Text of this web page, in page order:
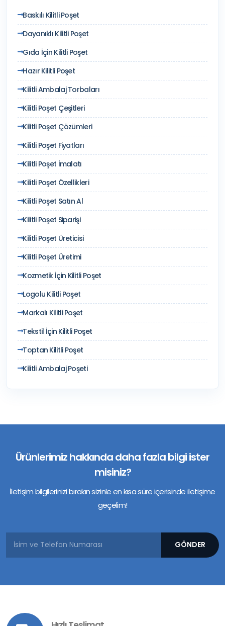
Baskılı Kilitli Poşet
Dayanıklı Kilitli Poşet
Gıda İçin Kilitli Poşet
Hazır Kilitli Poşet
Kilitli Ambalaj Torbaları
Kilitli Poşet Çeşitleri
Kilitli Poşet Çözümleri
Kilitli Poşet Fiyatları
Kilitli Poşet İmalatı
Kilitli Poşet Özellikleri
Kilitli Poşet Satın Al
Kilitli Poşet Siparişi
Kilitli Poşet Üreticisi
Kilitli Poşet Üretimi
Kozmetik İçin Kilitli Poşet
Logolu Kilitli Poşet
Markalı Kilitli Poşet
Tekstil İçin Kilitli Poşet
Toptan Kilitli Poşet
Kilitli Ambalaj Poşeti
Ürünlerimiz hakkında daha fazla bilgi ister
misiniz?
İletişim bilgilerinizi bırakın sizinle en kısa süre içerisinde iletişime
geçelim!